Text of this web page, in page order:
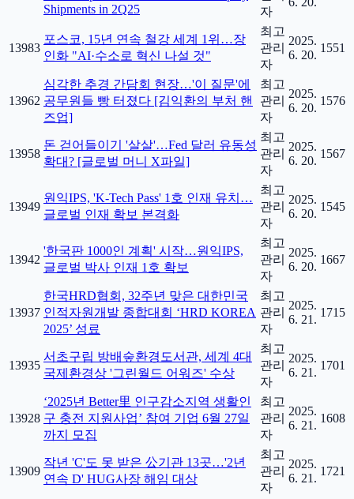
Shipments in 2Q25
자
13983
포스코, 15년 연속 철강 세계 1위…장
인화 "AI·수소로 혁신 나설 것"
최고
관리
자
2025.
6. 20.
1551
13962
심각한 추경 간담회 현장…'이 질문'에
공무원들 빵 터졌다 [김익환의 부처 핸
즈업]
최고
관리
자
2025.
6. 20.
1576
13958
돈 걷어들이기 '살살'…Fed 달러 유동성
확대? [글로벌 머니 X파일]
최고
관리
자
2025.
6. 20.
1567
13949
원익IPS, 'K-Tech Pass' 1호 인재 유치…
글로벌 인재 확보 본격화
최고
관리
자
2025.
6. 20.
1545
13942
'한국판 1000인 계획' 시작…원익IPS,
글로벌 박사 인재 1호 확보
최고
관리
자
2025.
6. 20.
1667
13937
한국HRD협회, 32주년 맞은 대한민국
인적자원개발 종합대회 ‘HRD KOREA
2025’ 성료
최고
관리
자
2025.
6. 21.
1715
13935
서초구립 방배숲환경도서관, 세계 4대
국제환경상 '그린월드 어워즈' 수상
최고
관리
자
2025.
6. 21.
1701
13928
‘2025년 Better里 인구감소지역 생활인
구 충전 지원사업’ 참여 기업 6월 27일
까지 모집
최고
관리
자
2025.
6. 21.
1608
13909
작년 'C'도 못 받은 公기관 13곳…'2년
연속 D' HUG사장 해임 대상
최고
관리
자
2025.
6. 21.
1721